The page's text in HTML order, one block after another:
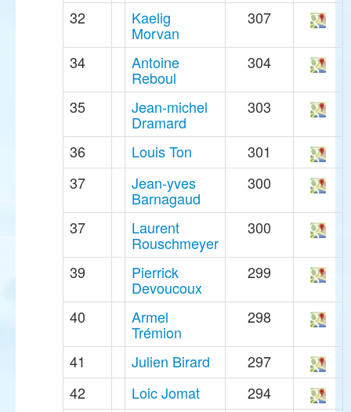
32 Kaelig
Morvan
307
34 Antoine
Reboul
304
35 Jean-michel
Dramard
303
36 Louis Ton
301
37
Jean-yves
Barnagaud
300
37 Laurent
Rouschmeyer
300
39 Pierrick
Devoucoux
299
40 Armel
Trémion
298
41 Julien Birard
297
42
Loic Jomat
294